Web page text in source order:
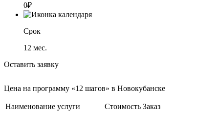
0₽
Срок
12 мес.
Оставить заявку
Цена на программу «12 шагов» в Новокубанске
Наименование услуги Стоимость Заказ